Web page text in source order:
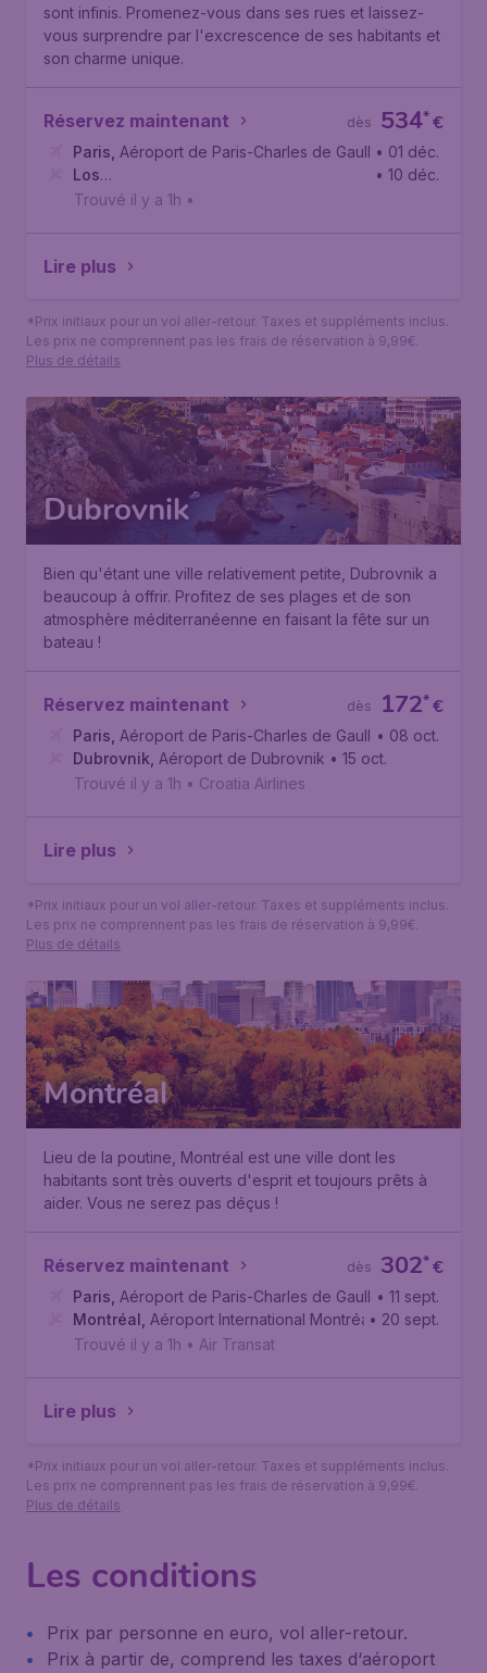
sont infinis. Promenez-vous dans ses rues et laissez-
vous surprendre par l'excrescence de ses habitants et
son charme unique.
Réservez maintenant €
534*
dès
Paris Aéroport de Paris-Charles de Gaulle• 01 déc.
Los
Angeles, Aéroport international de Los Angeles
• 10 déc.
Trouvé il y a 1h •
Lire plus
*Prix initiaux pour un vol aller-retour. Taxes et suppléments inclus.
Les prix ne comprennent pas les frais de réservation à 9,99€.
Plus de détails
Dubrovnik
Bien qu'étant une ville relativement petite, Dubrovnik a
beaucoup à offrir. Profitez de ses plages et de son
atmosphère méditerranéenne en faisant la fête sur un
bateau !
Réservez maintenant €
172*
dès
Paris Aéroport de Paris-Charles de Gaulle• 08 oct.
Dubrovnik Aéroport de Dubrovnik • 15 oct.
Trouvé il y a 1h • Croatia Airlines
Lire plus
*Prix initiaux pour un vol aller-retour. Taxes et suppléments inclus.
Les prix ne comprennent pas les frais de réservation à 9,99€.
Plus de détails
Montréal
Lieu de la poutine, Montréal est une ville dont les
habitants sont très ouverts d'esprit et toujours prêts à
aider. Vous ne serez pas déçus !
Réservez maintenant €
302*
dès
Paris Aéroport de Paris-Charles de Gaulle• 11 sept.
Montréal Aéroport International Montréal-Trudeau
• 20 sept.
Trouvé il y a 1h • Air Transat
Lire plus
*Prix initiaux pour un vol aller-retour. Taxes et suppléments inclus.
Les prix ne comprennent pas les frais de réservation à 9,99€.
Plus de détails
Les conditions
Prix par personne en euro, vol aller-retour.
Prix à partir de, comprend les taxes d‘aéroport